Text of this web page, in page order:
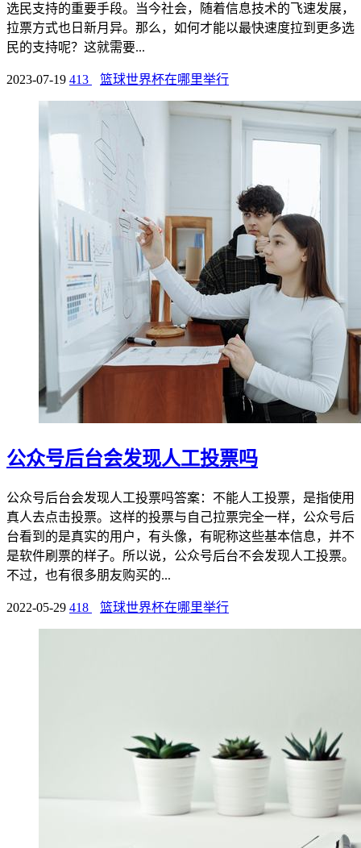
选民支持的重要手段。当今社会，随着信息技术的飞速发展，
拉票方式也日新月异。那么，如何才能以最快速度拉到更多选
民的支持呢？这就需要...
2023-07-19 413 篮球世界杯在哪里举行
公众号后台会发现人工投票吗
公众号后台会发现人工投票吗答案：不能人工投票，是指使用
真人去点击投票。这样的投票与自己拉票完全一样，公众号后
台看到的是真实的用户，有头像，有昵称这些基本信息，并不
是软件刷票的样子。所以说，公众号后台不会发现人工投票。
不过，也有很多朋友购买的...
2022-05-29 418 篮球世界杯在哪里举行